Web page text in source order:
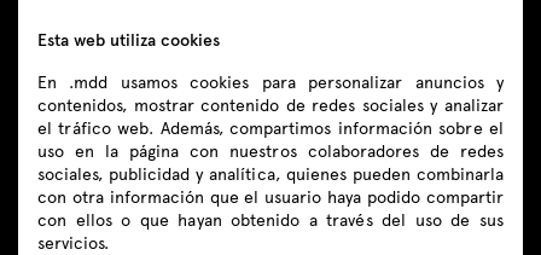
tienda@mdd.eu
Síguenos
Productos
Esta web utiliza cookies
En .mdd usamos cookies para personalizar anuncios y
contenidos, mostrar contenido de redes sociales y analizar
el tráfico web. Además, compartimos información sobre el
uso en la página con nuestros colaboradores de redes
sociales, publicidad y analítica, quienes pueden combinarla
con otra información que el usuario haya podido compartir
con ellos o que hayan obtenido a través del uso de sus
servicios.